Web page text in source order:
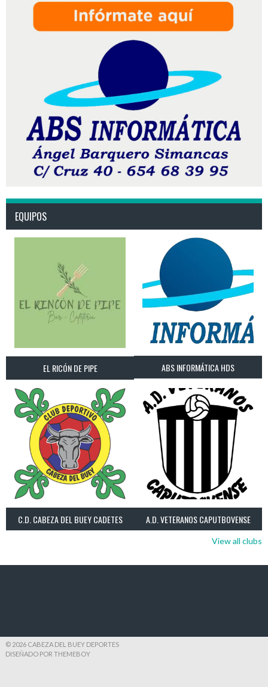
EQUIPOS
EL RICÓN DE PIPE ABS INFORMÁTICA HDS
C.D. CABEZA DEL BUEY CADETES A.D. VETERANOS CAPUTBOVENSE
View all clubs
© 2026 CABEZA DEL BUEY DEPORTES
DISEÑADO POR THEMEBOY